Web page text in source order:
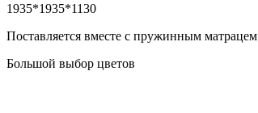
1935*1935*1130
Поставляется вместе с пружинным матрацем
Большой выбор цветов